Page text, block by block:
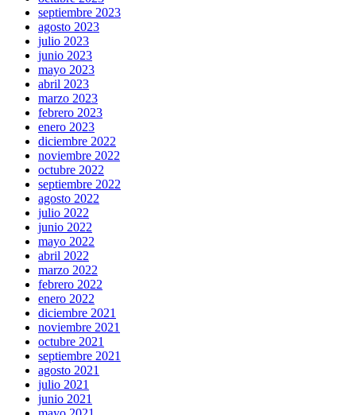
septiembre 2023
agosto 2023
julio 2023
junio 2023
mayo 2023
abril 2023
marzo 2023
febrero 2023
enero 2023
diciembre 2022
noviembre 2022
octubre 2022
septiembre 2022
agosto 2022
julio 2022
junio 2022
mayo 2022
abril 2022
marzo 2022
febrero 2022
enero 2022
diciembre 2021
noviembre 2021
octubre 2021
septiembre 2021
agosto 2021
julio 2021
junio 2021